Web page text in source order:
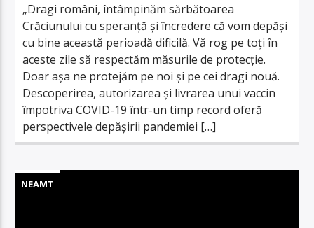
„Dragi români, întâmpinăm sărbătoarea
Crăciunului cu speranță și încredere că vom depăși
cu bine această perioadă dificilă. Vă rog pe toți în
aceste zile să respectăm măsurile de protecție.
Doar așa ne protejăm pe noi și pe cei dragi nouă.
Descoperirea, autorizarea și livrarea unui vaccin
împotriva COVID-19 într-un timp record oferă
perspectivele depășirii pandemiei […]
NEAMT